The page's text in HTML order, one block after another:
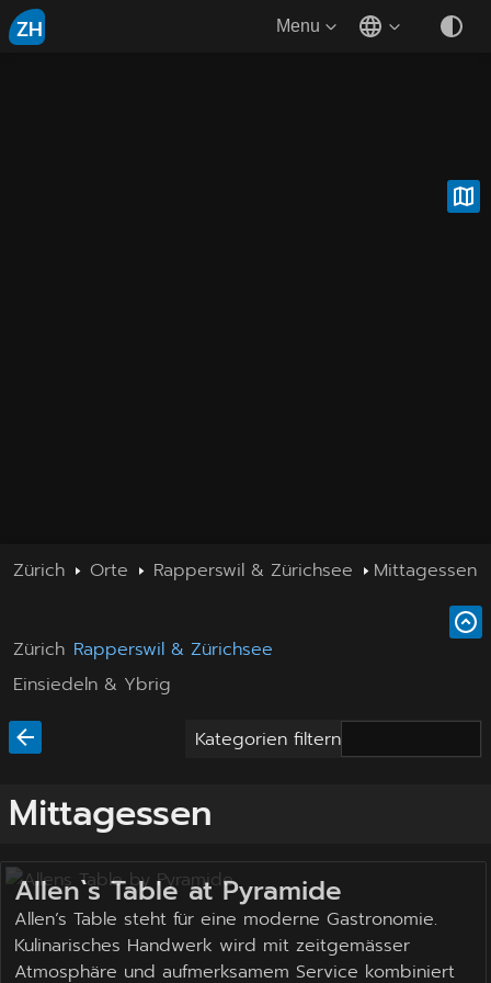
ZH Menu
Zürich Orte Rapperswil & Zürichsee Mittagessen
Zürich Rapperswil & Zürichsee
Einsiedeln & Ybrig
Kategorien filtern
Mittagessen
Allen`s Table at Pyramide
Allen’s Table steht für eine moderne Gastronomie.
Kulinarisches Handwerk wird mit zeitgemässer
Atmosphäre und aufmerksamem Service kombiniert